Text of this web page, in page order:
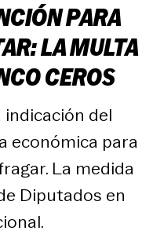
PARA
LA MULTA
CEROS
del
económica para
La medida
Diputados en